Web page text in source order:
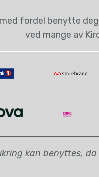
med fordel benytte
ved mange av
kan benyttes,